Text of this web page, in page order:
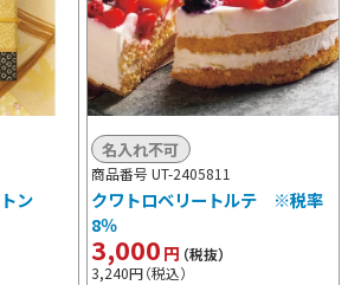
ン
商品番号 UT-2405811
クワトロベリートルテ ※税率
8％
3,000円（税抜）
3,240円（税込）
名入れ不可